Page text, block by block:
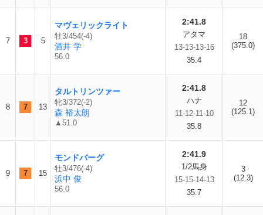
7 3 5
マヴェリックライト
牡3/454(-4)
酒井 学
56.0
2:41.8
アタマ
13-13-13-16
35.4
18
(375.0)
8 7 13
タルトリンツァー
牝3/372(-2)
森 裕太朗
▲51.0
2:41.8
ハナ
11-12-11-10
35.8
12
(125.1)
9 7 15
モンドバーグ
牡3/476(-4)
浜中 俊
56.0
2:41.9
1/2馬身
15-15-14-13
35.7
3
(12.3)